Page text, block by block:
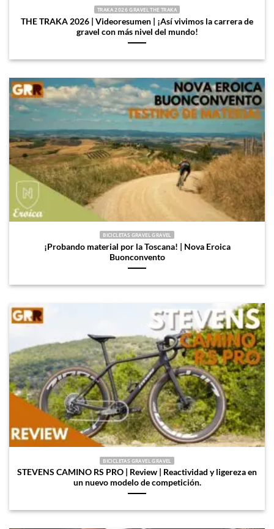
TRAKA 2026 GRAVEL THE TRAKA
THE TRAKA 2026 | Videoresumen | ¡Así vivimos la carrera de
gravel con más nivel del mundo!
BICICLETAS GRAVEL GRAVEL
¡Probando material por la Toscana! | Nova Eroica
Buonconvento
BICICLETAS GRAVEL GRAVEL
STEVENS CAMINO RS PRO | Review | Reactividad y ligereza en
un nuevo modelo de competición.